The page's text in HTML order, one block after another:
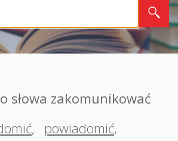
słowa zakomunikować
, powiadomić,